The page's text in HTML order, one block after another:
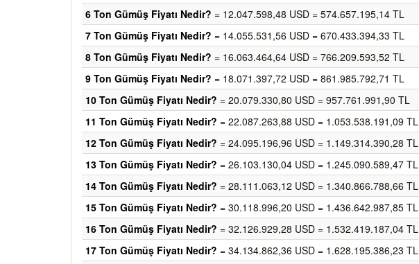
6 Ton Gümüş Fiyatı Nedir? = 12.047.598,48 USD = 574.657.195,14 TL
7 Ton Gümüş Fiyatı Nedir? = 14.055.531,56 USD = 670.433.394,33 TL
8 Ton Gümüş Fiyatı Nedir? = 16.063.464,64 USD = 766.209.593,52 TL
9 Ton Gümüş Fiyatı Nedir? = 18.071.397,72 USD = 861.985.792,71 TL
10 Ton Gümüş Fiyatı Nedir? = 20.079.330,80 USD = 957.761.991,90 TL
11 Ton Gümüş Fiyatı Nedir? = 22.087.263,88 USD = 1.053.538.191,09 TL
12 Ton Gümüş Fiyatı Nedir? = 24.095.196,96 USD = 1.149.314.390,28 TL
13 Ton Gümüş Fiyatı Nedir? = 26.103.130,04 USD = 1.245.090.589,47 TL
14 Ton Gümüş Fiyatı Nedir? = 28.111.063,12 USD = 1.340.866.788,66 TL
15 Ton Gümüş Fiyatı Nedir? = 30.118.996,20 USD = 1.436.642.987,85 TL
16 Ton Gümüş Fiyatı Nedir? = 32.126.929,28 USD = 1.532.419.187,04 TL
17 Ton Gümüş Fiyatı Nedir? = 34.134.862,36 USD = 1.628.195.386,23 TL